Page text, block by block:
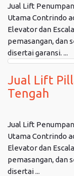
Jual Lift
Utama Contrindo
Elevator dan
pemasangan, dan
disertai garansi. ...
Jual Lift
Tengah
Jual Lift
Utama Contrindo
Elevator dan
pemasangan, dan
disertai ...